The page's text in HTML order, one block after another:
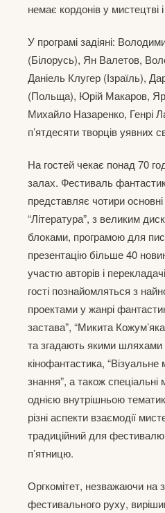
немає кордонів у мистецтві
У програмі задіяні:
(Білорусь), Ян Валетов,
Даніель Клугер (Ізраїль),
(Польща), Юрій Макаров,
Михайло Назаренко, Генрі
п’ятдесяти творців уявних
На гостей чекає понад 70
залах. Фестиваль
представляє чотири
“Література”, з великим
блоками, програмою для
презентацію більше 40
участю авторів і
гості познайомляться з
проектами у жанрі
застава”, “Микита
та згадають якими шляхами
кінофантастика, “Візуальне
знання”, а також спеціальні
однією внутрішньою
різні аспекти взаємодії
традиційний для фестивалю
п’ятницю.
Оргкомітет, незважаючи на
фестивального руху,